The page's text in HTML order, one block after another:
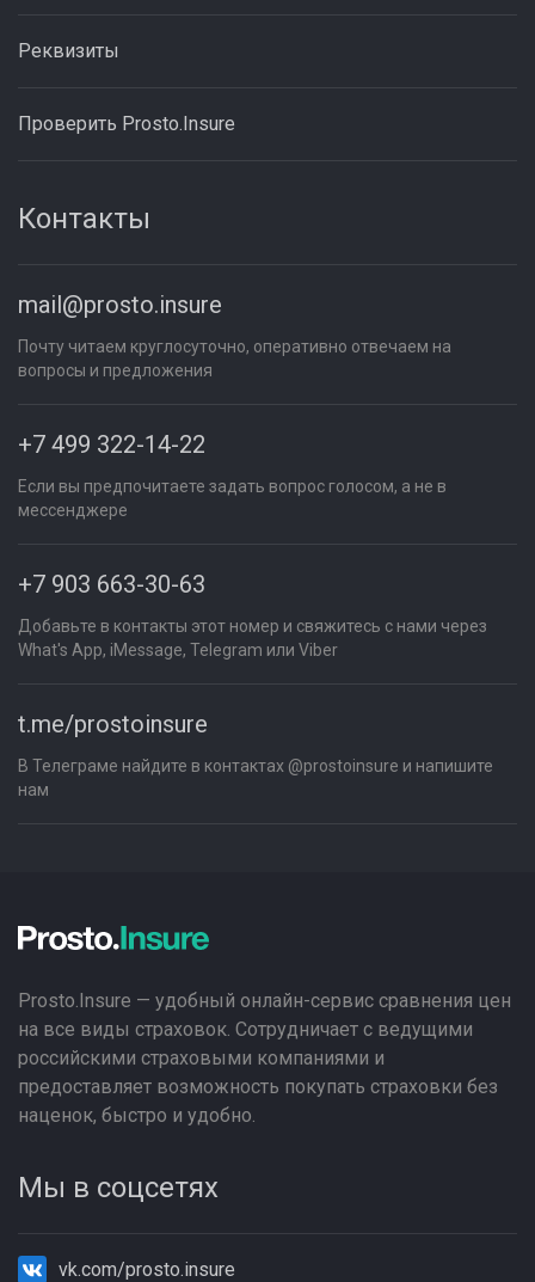
Реквизиты
Проверить Prosto.Insure
Контакты
mail@prosto.insure
Почту читаем круглосуточно, оперативно отвечаем на
вопросы и предложения
+7 499 322-14-22
Если вы предпочитаете задать вопрос голосом, а не в
мессенджере
+7 903 663-30-63
Добавьте в контакты этот номер и свяжитесь с нами через
What's App, iMessage, Telegram или Viber
t.me/prostoinsure
В Телеграме найдите в контактах @prostoinsure и напишите
нам
Prosto.Insure — удобный онлайн-сервис сравнения цен
на все виды страховок. Сотрудничает с ведущими
российскими страховыми компаниями и
предоставляет возможность покупать страховки без
наценок, быстро и удобно.
Мы в соцсетях
vk.com/prosto.insure